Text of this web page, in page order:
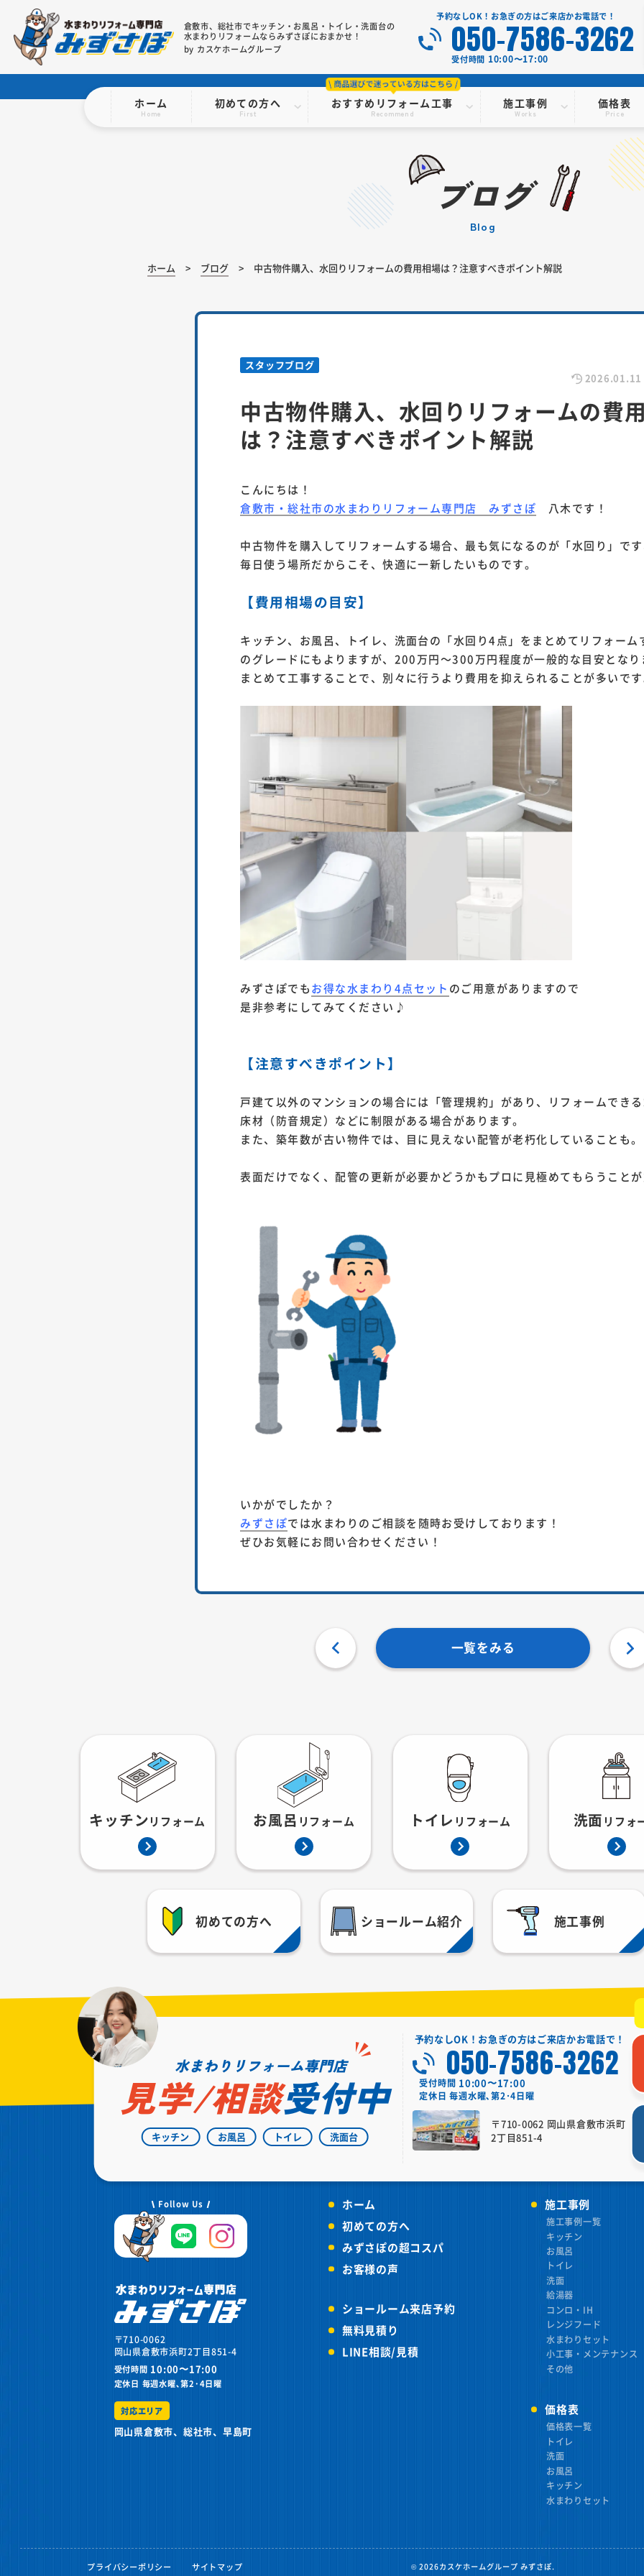
倉敷市、総社市でキッチン・お風呂・トイレ・洗面台の
水まわりリフォームならみずさぽにおまかせ！
by カスケホームグループ
ホーム
Home
初めての方へ
First
おすすめリフォーム工事
Recommend
施工事例
Works
価格表
Price
予約なしOK！お急ぎの方はご来店かお電話で！
050-7586-3262
受付時間 10:00〜17:00
ブログ
blog
ホーム ブログ 中古物件購入、水回りリフォームの費用相場は？注意すべきポイント解説
スタッフブログ
2026.01.11
中古物件購入、水回りリフォームの費
は？注意すべきポイント解説
こんにちは！
倉敷市・総社市の水まわりリフォーム専門店 みずさぽ 八木です！
中古物件を購入してリフォームする場合、最も気になるのが「水回り」で
毎日使う場所だからこそ、快適に一新したいものです。
【費用相場の目安】
キッチン、お風呂、トイレ、洗面台の「水回り4点」をまとめてリフォーム
のグレードにもよりますが、200万円～300万円程度が一般的な目安となり
まとめて工事することで、別々に行うより費用を抑えられることが多いで
みずさぽでもお得な水まわり4点セット のご用意がありますので
是非参考にしてみてください♪
【注意すべきポイント】
戸建て以外のマンションの場合には「管理規約」があり、リフォームでき
床材（防音規定）などに制限がある場合があります。
また、築年数が古い物件では、目に見えない配管が老朽化していることも。
表面だけでなく、配管の更新が必要かどうかもプロに見極めてもらうこと
いかがでしたか？
みずさぽでは水まわりのご相談を随時お受けしております！
ぜひお気軽にお問い合わせください！
一覧をみる
キッチンリフォーム お風呂 リフォーム トイレ リフォーム 洗面 リフォ
初めての方へ ショールーム紹介 施工事例
水まわりリフォーム専門店
見学/相談受付中
キッチン お風呂 トイレ 洗面台
予約なしOK！お急ぎの方はご来店かお電話で！
050-7586-3262
受付時間 10:00〜17:00
定休日毎週水曜､第2･4日曜
〒710-0062 岡山県倉敷市浜町
2丁目851-4
Follow Us
〒710-0062
岡山県倉敷市浜町2丁目851-4
受付時間 10:00〜17:00
定休日 毎週水曜､第2･4日曜
対応エリア
岡山県倉敷市、総社市、早島町
ホーム
初めての方へ
みずさぽの超コスパ
お客様の声
ショールーム来店予約
無料見積り
LINE相談/見積
施工事例
施工事例一覧
キッチン
お風呂
トイレ
洗面
給湯器
コンロ・IH
レンジフード
水まわりセット
小工事・メンテナンス
その他
価格表
価格表一覧
トイレ
洗面
お風呂
キッチン
水まわりセット
プライバシーポリシー サイトマップ © 2026カスケホームグループ みずさぽ.